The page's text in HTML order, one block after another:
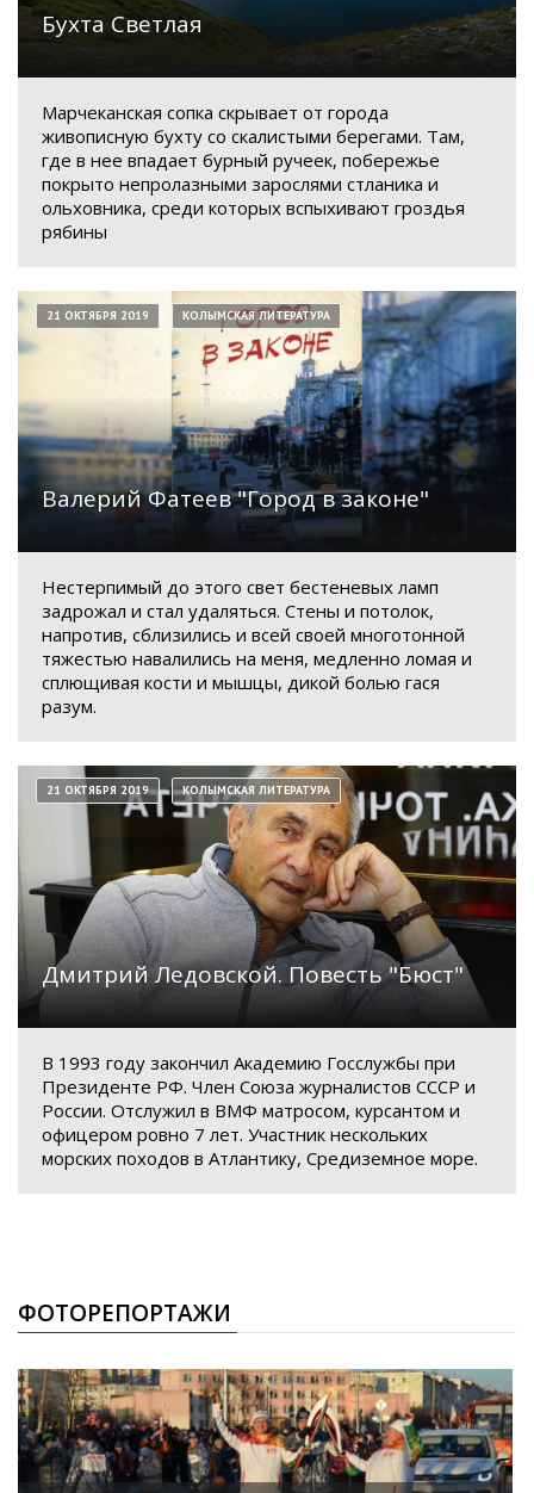
Бухта Светлая
Марчеканская сопка скрывает от города
живописную бухту со скалистыми берегами. Там,
где в нее впадает бурный ручеек, побережье
покрыто непролазными зарослями стланика и
ольховника, среди которых вспыхивают гроздья
рябины
Валерий Фатеев "Город в законе"
21 ОКТЯБРЯ 2019 КОЛЫМСКАЯ ЛИТЕРАТУРА
Нестерпимый до этого свет бестеневых ламп
задрожал и стал удаляться. Стены и потолок,
напротив, сблизились и всей своей многотонной
тяжестью навалились на меня, медленно ломая и
сплющивая кости и мышцы, дикой болью гася
разум.
Дмитрий Ледовской. Повесть "Бюст"
21 ОКТЯБРЯ 2019 КОЛЫМСКАЯ ЛИТЕРАТУРА
В 1993 году закончил Академию Госслужбы при
Президенте РФ. Член Союза журналистов СССР и
России. Отслужил в ВМФ матросом, курсантом и
офицером ровно 7 лет. Участник нескольких
морских походов в Атлантику, Средиземное море.
ФОТОРЕПОРТАЖИ